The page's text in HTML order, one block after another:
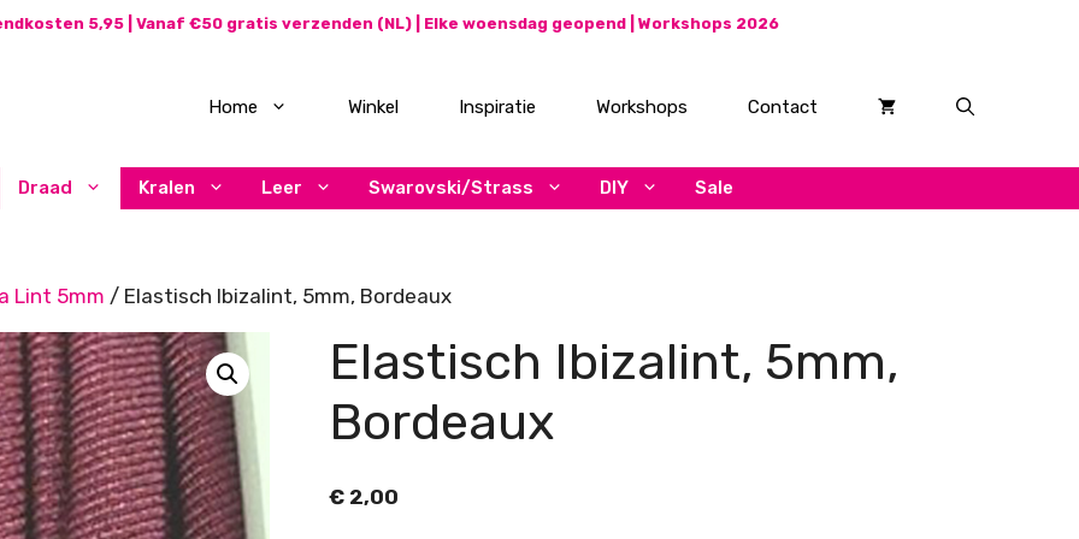
5,95 | Vanaf €50 gratis verzenden (NL) | Elke woensdag geopend | Workshops 2026
Home Winkel Inspiratie Workshops Contact
Draad Kralen Leer Swarovski/Strass DIY Sale
Lint 5mm / Elastisch Ibizalint, 5mm, Bordeaux
Elastisch Ibizalint, 5mm,
Bordeaux
€2,00